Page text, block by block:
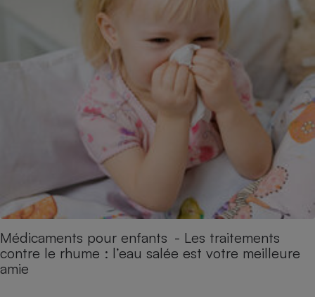
Médicaments pour enfants - Les traitements
contre le rhume : l’eau salée est votre meilleure
amie